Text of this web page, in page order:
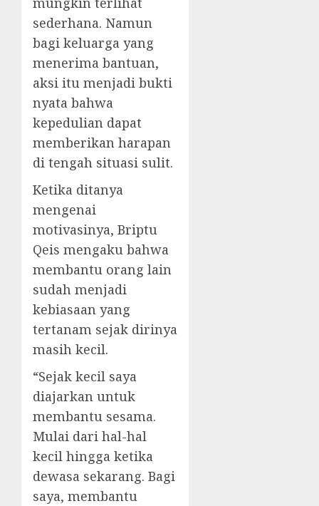
sederhana. Namun
bagi keluarga yang
menerima bantuan,
aksi itu menjadi bukti
nyata bahwa
kepedulian dapat
memberikan harapan
di tengah situasi sulit.
Ketika ditanya
mengenai
motivasinya, Briptu
Qeis mengaku bahwa
membantu orang lain
sudah menjadi
kebiasaan yang
tertanam sejak dirinya
masih kecil.
“Sejak kecil saya
diajarkan untuk
membantu sesama.
Mulai dari hal-hal
kecil hingga ketika
dewasa sekarang. Bagi
saya, membantu